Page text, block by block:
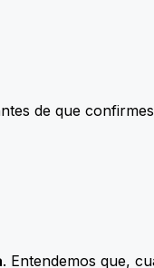
de que
. Entendemos que,